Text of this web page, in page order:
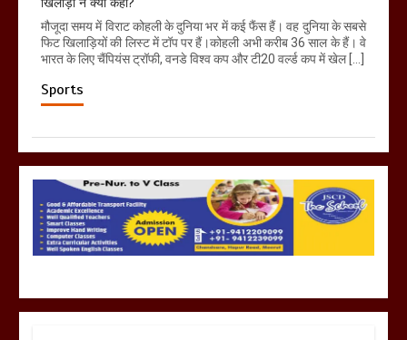
मौजूदा समय में विराट कोहली के दुनिया भर में कई फैंस हैं। वह दुनिया के सबसे
फिट खिलाड़ियों की लिस्ट में टॉप पर हैं।कोहली अभी करीब 36 साल के हैं। वे
भारत के लिए चैंपियंस ट्रॉफी, वनडे विश्व कप और टी20 वर्ल्ड कप में खेल […]
Sports